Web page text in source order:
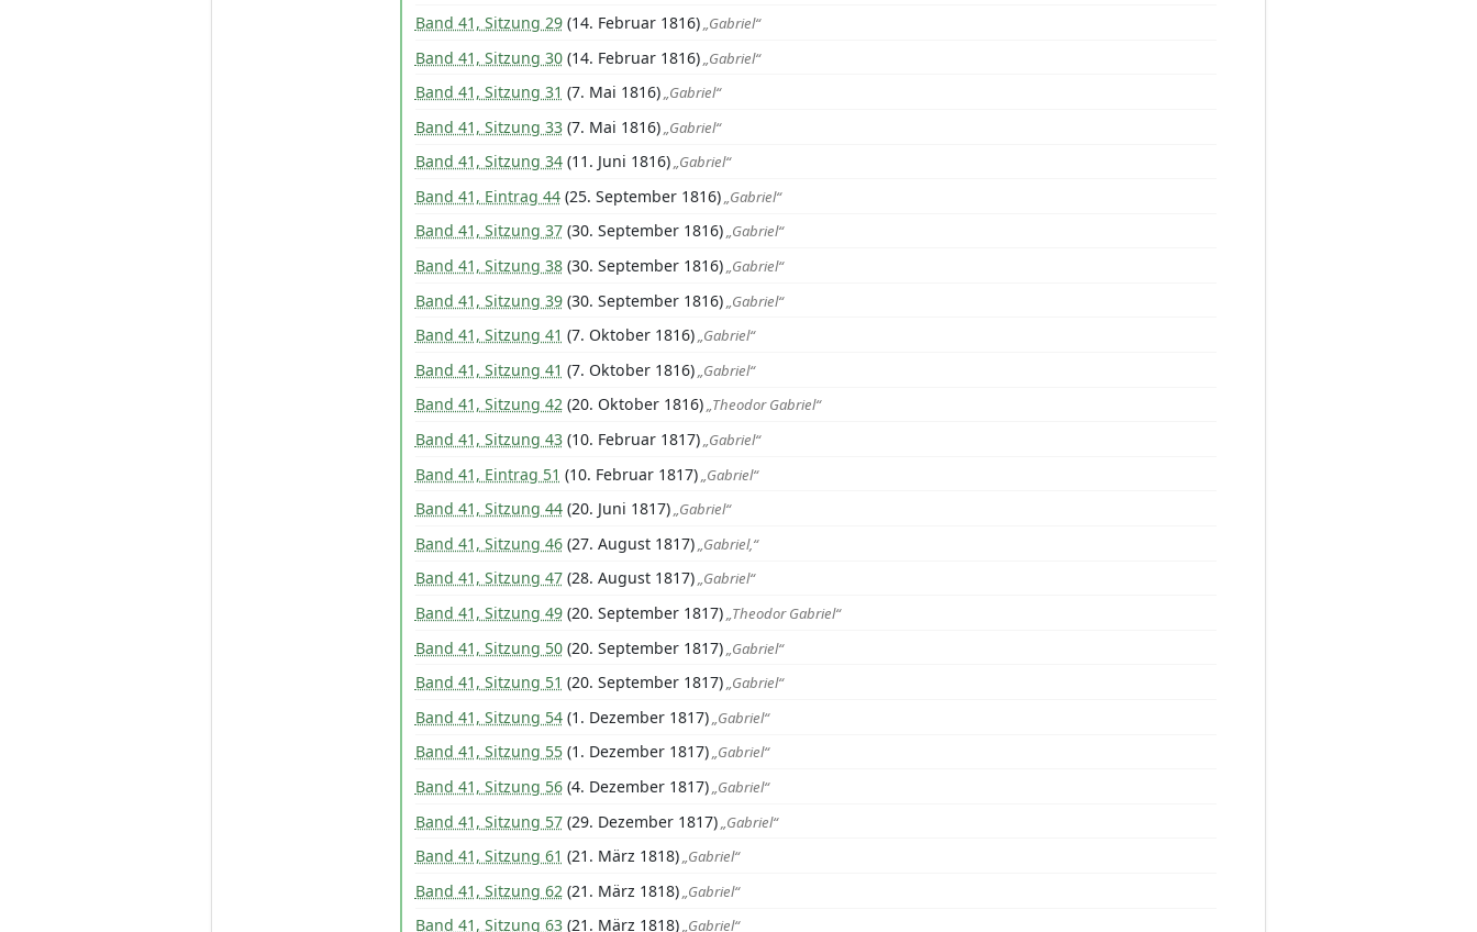
Band 41, Sitzung 29(14. Februar 1816)„Gabriel“
Band 41, Sitzung 30(14. Februar 1816)„Gabriel“
Band 41, Sitzung 31 (7. Mai 1816)„Gabriel“
Band 41, Sitzung 33(7. Mai 1816)„Gabriel“
Band 41, Sitzung 34(11. Juni 1816)„Gabriel“
Band 41, Eintrag 44(25. September 1816)„Gabriel“
Band 41, Sitzung 37(30. September 1816)„Gabriel“
Band 41, Sitzung 38(30. September 1816)„Gabriel“
Band 41, Sitzung 39(30. September 1816)„Gabriel“
Band 41, Sitzung 41 (7. Oktober 1816)„Gabriel“
Band 41, Sitzung 41 (7. Oktober 1816)„Gabriel“
Band 41, Sitzung 42(20. Oktober 1816)„Theodor Gabriel“
Band 41, Sitzung 43(10. Februar 1817)„Gabriel“
Band 41, Eintrag 51 (10. Februar 1817)„Gabriel“
Band 41, Sitzung 44(20. Juni 1817)„Gabriel“
Band 41, Sitzung 46(27. August 1817)„Gabriel,“
Band 41, Sitzung 47(28. August 1817)„Gabriel“
Band 41, Sitzung 49(20. September 1817)„Theodor Gabriel“
Band 41, Sitzung 50(20. September 1817)„Gabriel“
Band 41, Sitzung 51 (20. September 1817)„Gabriel“
Band 41, Sitzung 54(1. Dezember 1817)„Gabriel“
Band 41, Sitzung 55(1. Dezember 1817)„Gabriel“
Band 41, Sitzung 56(4. Dezember 1817)„Gabriel“
Band 41, Sitzung 57(29. Dezember 1817)„Gabriel“
Band 41, Sitzung 61 (21. März 1818)„Gabriel“
Band 41, Sitzung 62 (21. März 1818)„Gabriel“
Band 41, Sitzung 63(21. März 1818)„Gabriel“